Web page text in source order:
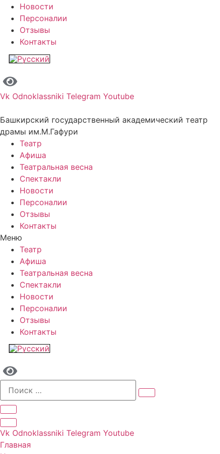
Новости
Персоналии
Отзывы
Контакты
Vk Odnoklassniki Telegram Youtube
Башкирский государственный академический театр
драмы им.М.Гафури
Театр
Афиша
Театральная весна
Спектакли
Новости
Персоналии
Отзывы
Контакты
Меню
Театр
Афиша
Театральная весна
Спектакли
Новости
Персоналии
Отзывы
Контакты
Vk Odnoklassniki Telegram Youtube
Главная